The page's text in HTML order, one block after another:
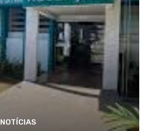
NOTÍCIAS